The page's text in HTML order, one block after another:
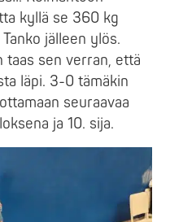
kyllä se 360 kg
jälleen ylös.
taas sen verran, että
läpi. 3-0 tämäkin
seuraavaa
ja 10. sija.